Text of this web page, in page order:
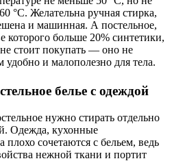
°C. Желательна ручная стирка,
и машинная. А постельное,
которого больше 20% синтетики,
стоит покупать — оно не
удобно и малополезно для тела.
белье с одеждой
нужно стирать отдельно
Одежда, кухонные
сочетаются с бельем, ведь
нежной ткани и портит